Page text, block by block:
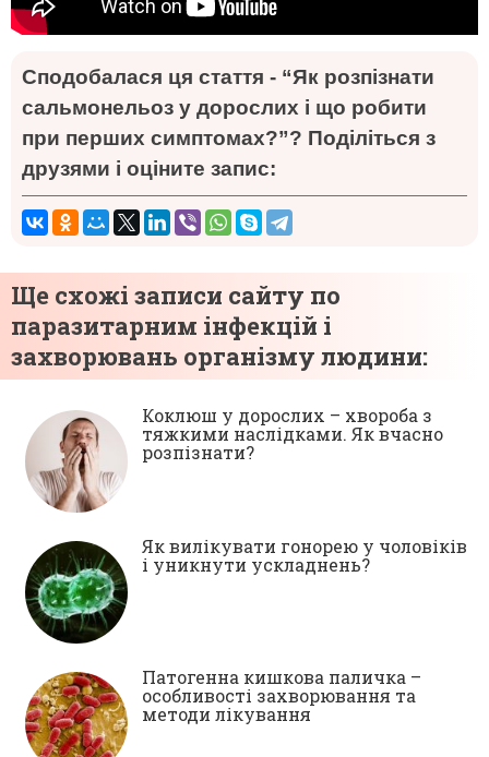
Сподобалася ця стаття - “Як розпізнати
сальмонельоз у дорослих і що робити
при перших симптомах?”? Поділіться з
друзями і оціните запис:
Ще схожі записи сайту по
паразитарним інфекцій і
захворювань організму людини:
Коклюш у дорослих – хвороба з
тяжкими наслідками. Як вчасно
розпізнати?
Як вилікувати гонорею у чоловіків
і уникнути ускладнень?
Патогенна кишкова паличка –
особливості захворювання та
методи лікування